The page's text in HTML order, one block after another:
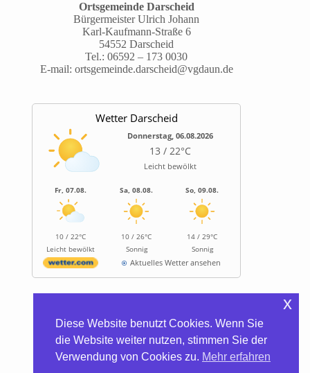
Ortsgemeinde Darscheid
Bürgermeister Ulrich Johann
Karl-Kaufmann-Straße 6
54552 Darscheid
Tel.:06592 – 173 0030
E-mail: ortsgemeinde.darscheid@vgdaun.de
Wetter Darscheid
Donnerstag, 06.08.2026
13 / 22°C
Leicht bewölkt
Fr, 07.08.
10 / 22°C
Leicht bewölkt
Sa, 08.08.
10 / 26°C
Sonnig
So, 09.08.
14 / 29°C
Sonnig
Aktuelles Wetter ansehen
Biocontainer
Trinkwasserhärte
Satzung/Gebühren
Diese Website benutzt Cookies. Wenn Sie
die Website weiter nutzen, stimmen Sie der
Verwendung von Cookies zu. Mehr erfahren
x